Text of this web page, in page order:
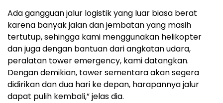
Ada gangguan jalur logistik yang luar biasa berat
karena banyak jalan dan jembatan yang masih
tertutup, sehingga kami menggunakan helikopter
dan juga dengan bantuan dari angkatan udara,
peralatan tower emergency, kami datangkan.
Dengan demikian, tower sementara akan segera
didirikan dan dua hari ke depan, harapannya jalur
dapat pulih kembali,” jelas dia.